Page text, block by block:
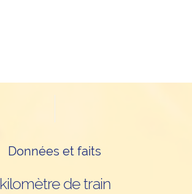
Données et faits
kilomètre de train